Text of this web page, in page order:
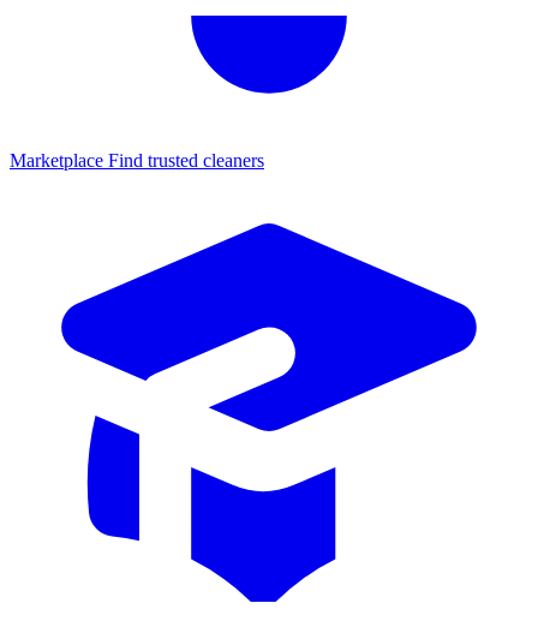
Marketplace Find trusted cleaners